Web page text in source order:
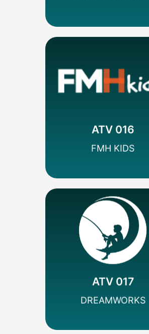
ATV 016
FMH KIDS
MÁS INFO
ATV 017
DREAMWORKS
Infantil/Juvenil
Codificado
MÁS INFO